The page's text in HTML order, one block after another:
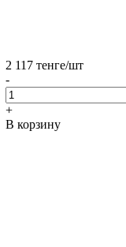
2 117 тенге/шт
-
+
В корзину